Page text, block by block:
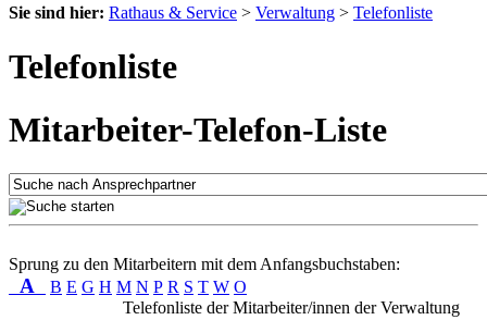
Sie sind hier: Rathaus & Service > Verwaltung > Telefonliste
Telefonliste
Mitarbeiter-Telefon-Liste
Sprung zu den Mitarbeitern mit dem Anfangsbuchstaben:
A B E G H M N P R S T W O
Telefonliste der Mitarbeiter/innen der Verwaltung